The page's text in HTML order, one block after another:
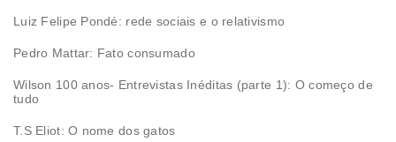
Luiz Felipe Pondé: rede sociais e o relativismo
Pedro Mattar: Fato consumado
Wilson 100 anos- Entrevistas Inéditas (parte 1): O começo de
tudo
T.S Eliot: O nome dos gatos